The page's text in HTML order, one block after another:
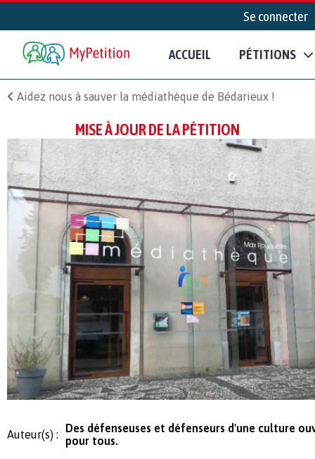
Se connecter
ACCUEIL PÉTITIONS
Aidez nous à sauver la médiathèque de Bédarieux !
MISE À JOUR DE LA PÉTITION
Auteur(s) :
Des défenseuses et défenseurs d'une culture
pour tous.